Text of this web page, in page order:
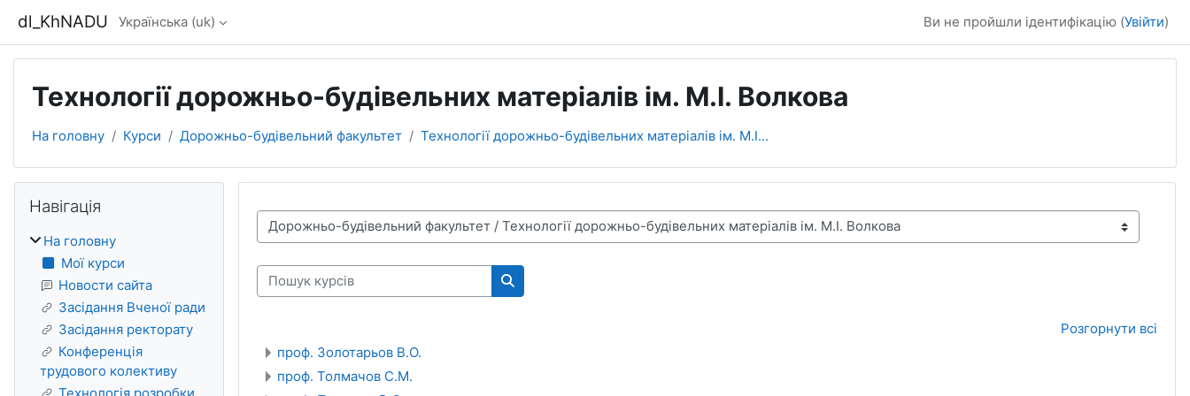
dl_KhNADU Українська ‎(uk)‎ Ви не пройшли ідентифікацію (Увійти)
Технології дорожньо-будівельних матеріалів ім. М.І. Волкова
На головну Курси Дорожньо-будівельний факультет Технології дорожньо-будівельних матеріалів ім. М.І...
Категорії курсів
Пошук курсів
Пошук курсів
Розгорнути всі
проф. Золотарьов В.О.
проф. Толмачов С.М.
Блоки
Навігація
На головну
Мої курси
Новости сайта
Засідання Вченої ради
Засідання ректорату
Конференція
трудового колективу